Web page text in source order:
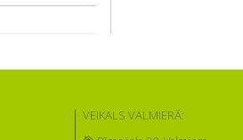
VEIKALS VALMIERĀ: